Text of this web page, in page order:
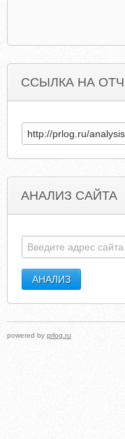
ССЫЛКА НА
АНАЛИЗ САЙТА
powered by prlog.ru